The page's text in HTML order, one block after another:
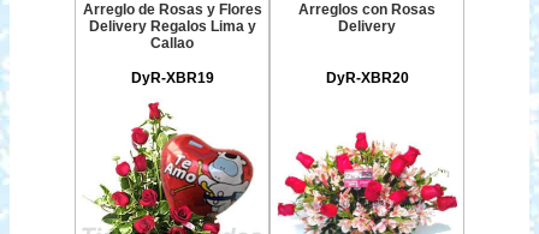
Arreglo de Rosas y Flores
Delivery Regalos Lima y
Callao
DyR-XBR19
Arreglos con Rosas
Delivery
DyR-XBR20